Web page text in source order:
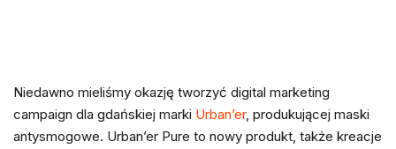
Niedawno mieliśmy okazję tworzyć digital marketing
campaign dla gdańskiej marki Urban’er, produkującej maski
antysmogowe. Urban’er Pure to nowy produkt, także kreacje